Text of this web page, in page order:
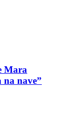
Mara
nave”